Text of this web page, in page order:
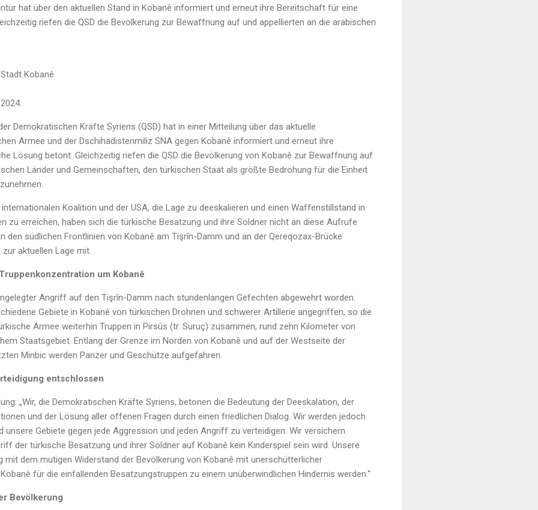
hat über den aktuellen Stand in Kobanê informiert und erneut ihre Bereitschaft für eine
riefen die QSD die Bevölkerung zur Bewaffnung auf und appellierten an die arabischen
Kobanê
Demokratischen Kräfte Syriens (QSD) hat in einer Mitteilung über das aktuelle
Armee und der Dschihadistenmiliz SNA gegen Kobanê informiert und erneut ihre
Lösung betont. Gleichzeitig riefen die QSD die Bevölkerung von Kobanê zur Bewaffnung auf
Länder und Gemeinschaften, den türkischen Staat als größte Bedrohung für die Einheit
Koalition und der USA, die Lage zu deeskalieren und einen Waffenstillstand in
zu erreichen, haben sich die türkische Besatzung und ihre Söldner nicht an diese Aufrufe
den südlichen Frontlinien von Kobanê am Tişrîn-Damm und an der Qereqozax-Brücke
aktuellen Lage mit.
um Kobanê
Angriff auf den Tişrîn-Damm nach stundenlangen Gefechten abgewehrt worden.
Gebiete in Kobanê von türkischen Drohnen und schwerer Artillerie angegriffen, so die
Armee weiterhin Truppen in Pirsûs (tr. Suruç) zusammen, rund zehn Kilometer von
Staatsgebiet. Entlang der Grenze im Norden von Kobanê und auf der Westseite der
Minbic werden Panzer und Geschütze aufgefahren.
entschlossen
„Wir, die Demokratischen Kräfte Syriens, betonen die Bedeutung der Deeskalation, der
und der Lösung aller offenen Fragen durch einen friedlichen Dialog. Wir werden jedoch
unsere Gebiete gegen jede Aggression und jeden Angriff zu verteidigen. Wir versichern
der türkische Besatzung und ihrer Söldner auf Kobanê kein Kinderspiel sein wird. Unsere
mit dem mutigen Widerstand der Bevölkerung von Kobanê mit unerschütterlicher
für die einfallenden Besatzungstruppen zu einem unüberwindlichen Hindernis werden.“
Bevölkerung